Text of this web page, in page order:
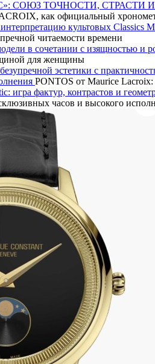
как официальный
читаемости времени
для женщины
PONTOS от Maurice
часов и высокого